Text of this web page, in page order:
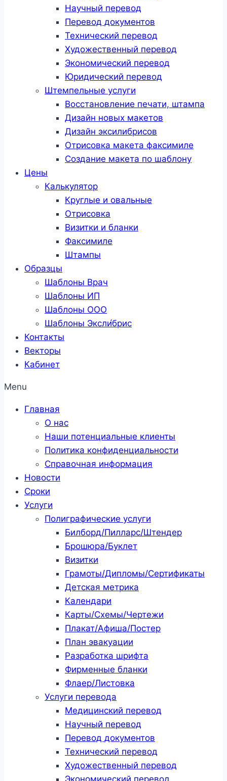
Научный перевод
Перевод документов
Технический перевод
Художественный перевод
Экономический перевод
Юридический перевод
Штемпельные услуги
Восстановление печати, штампа
Дизайн новых макетов
Дизайн эксилибрисов
Отрисовка макета факсимиле
Создание макета по шаблону
Цены
Калькулятор
Круглые и овальные
Отрисовка
Визитки и бланки
Факсимиле
Штампы
Образцы
Шаблоны Врач
Шаблоны ИП
Шаблоны ООО
Шаблоны Эксли́брис
Контакты
Векторы
Кабинет
Menu
Главная
О нас
Наши потенциальные клиенты
Политика конфиденциальности
Справочная информация
Новости
Сроки
Услуги
Полиграфические услуги
Билборд/Пилларс/Штендер
Брошюра/Буклет
Визитки
Грамоты/Дипломы/Сертификаты
Детская метрика
Календари
Карты/Схемы/Чертежи
Плакат/Афиша/Постер
План эвакуации
Разработка шрифта
Фирменные бланки
Флаер/Листовка
Услуги перевода
Медицинский перевод
Научный перевод
Перевод документов
Технический перевод
Художественный перевод
Экономический перевод